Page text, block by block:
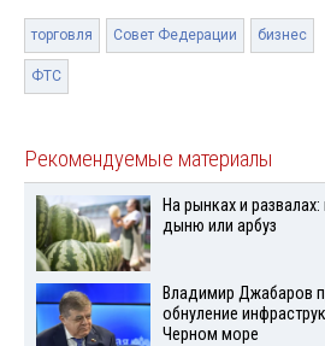
торговля Совет Федерации бизнес
ФТС
Рекомендуемые материалы
На рынках и
дыню или арбуз
Владимир Джабаров
обнуление
Черном море